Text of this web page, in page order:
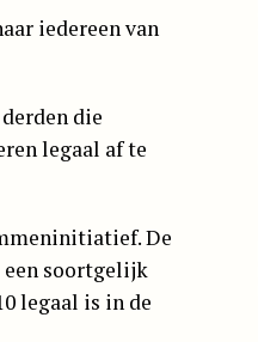
iedereen van
die
legaal af te
De
een soortgelijk
legaal is in de